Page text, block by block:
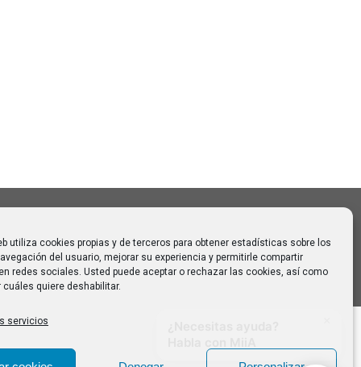
utiliza cookies propias y de terceros para obtener estadísticas sobre los
del usuario, mejorar su experiencia y permitirle compartir
redes sociales. Usted puede aceptar o rechazar las cookies, así como
cuáles quiere deshabilitar.
servicios